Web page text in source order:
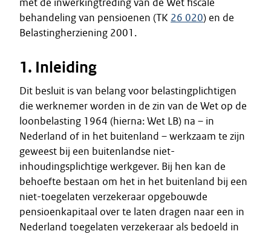
met de inwerkingtreding van de Wet fiscale
behandeling van pensioenen (TK 26 020) en de
Belastingherziening 2001.
1. Inleiding
Dit besluit is van belang voor belastingplichtigen
die werknemer worden in de zin van de Wet op de
loonbelasting 1964 (hierna: Wet LB) na – in
Nederland of in het buitenland – werkzaam te zijn
geweest bij een buitenlandse niet-
inhoudingsplichtige werkgever. Bij hen kan de
behoefte bestaan om het in het buitenland bij een
niet-toegelaten verzekeraar opgebouwde
pensioenkapitaal over te laten dragen naar een in
Nederland toegelaten verzekeraar als bedoeld in